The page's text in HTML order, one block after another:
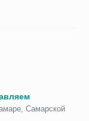
Самарской